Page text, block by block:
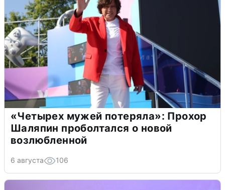
«Четырех мужей потеряла»: Прохор
Шаляпин проболтался о новой
возлюбленной
6 августа 106